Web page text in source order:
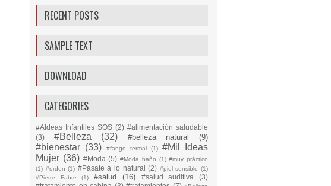
RECENT POSTS
SAMPLE TEXT
DOWNLOAD
CATEGORIES
#Aldeas Infantiles SOS (2) #alimentación saludable
(3)
#Belleza (32) #belleza natural (9)
#bienestar (33) #fango termal (1)
#Mil Ideas
Mujer (36) #Moda (5) #Moda baño (1) #muy práctico
(1) #orden (1) #Pásate a lo natural (2) #piel sensible (1)
#Pierre Fabre
(1) #salud (16) #salud auditiva
(3)